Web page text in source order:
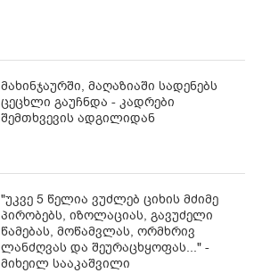
მახინჯაურში, მაღაზიაში სადენებს
ცეცხლი გაუჩნდა - კადრები
შემთხვევის ადგილიდან
"უკვე 5 წელია ვუძლებ ციხის მძიმე
პირობებს, იზოლაციას, გავუძელი
წამებას, მოწამვლას, ორმხრივ
ლანძღვას და შეურაცხყოფას..." -
მიხეილ სააკაშვილი